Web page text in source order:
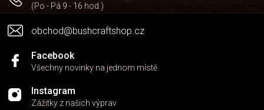
(Po - Pá 9 - 16 hod.)
obchod@bushcraftshop.cz
Facebook
Všechny novinky na jednom místě
Instagram
Zážitky z našich výprav